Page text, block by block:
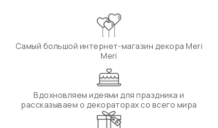
Самый большой интернет-магазин декора Meri
Meri
Вдохновляем идеями для праздника и
рассказываем о декораторах со всего мира